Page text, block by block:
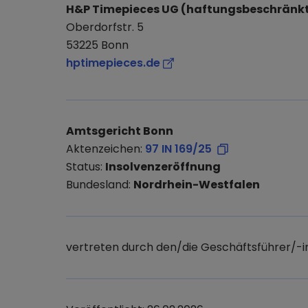
H&P Timepieces UG
Oberdorfstr. 5
53225 Bonn
hptimepieces.de
Amtsgericht Bonn
Aktenzeichen: 97 IN 169/25
Status: Insolvenzeröffnung
Bundesland: Nordrhein-Westfalen
vertreten durch den/die Geschäftsführer/-